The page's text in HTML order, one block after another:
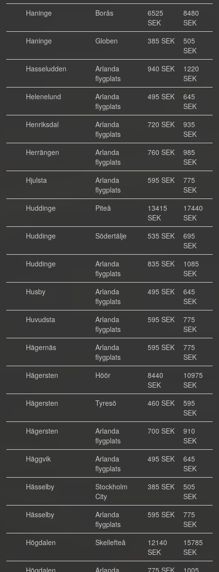
Haninge
Borås
6525
SEK
8480
SEK
Haninge
Globen 385 SEK
505
SEK
Hasseludden
Arlanda
flygplats
940 SEK
1220
SEK
Helenelund
Arlanda
flygplats
495 SEK
645
SEK
Henriksdal
Arlanda
flygplats
720 SEK
935
SEK
Herrängen
Arlanda
flygplats
760 SEK
985
SEK
Hjulsta
Arlanda
flygplats
595 SEK
775
SEK
Huddinge
Piteå
13415
SEK
17440
SEK
Huddinge
Södertälje 535 SEK
695
SEK
Huddinge
Arlanda
flygplats
835 SEK
1085
SEK
Husby
Arlanda
flygplats
495 SEK
645
SEK
Huvudsta
Arlanda
flygplats
595 SEK
775
SEK
Hägernäs
Arlanda
flygplats
595 SEK
775
SEK
Hägersten
Höör
8440
SEK
10975
SEK
Hägersten
Tyresö 460 SEK
595
SEK
Hägersten
Arlanda
flygplats
700 SEK
910
SEK
Häggvik
Arlanda
flygplats
495 SEK
645
SEK
Hässelby
Stockholm
City
385 SEK
505
SEK
Hässelby
Arlanda
flygplats
595 SEK
775
SEK
Högdalen
Skellefteå
12140
SEK
15785
SEK
Högdalen
Arlanda 775 SEK 1005